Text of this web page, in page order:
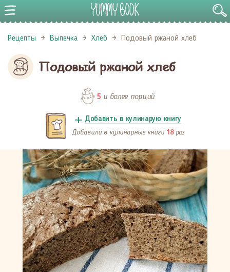
Рецепты Выпечка Хлеб Подовый ржаной хлеб
Подовый ржаной хлеб
5 и более порций
Добавить в кулинарую книгу
Добавили в кулинарные книги 18 раз